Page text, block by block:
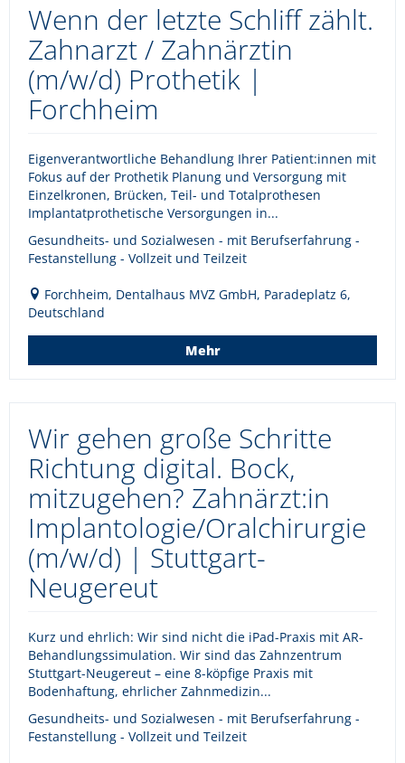
Wenn der letzte Schliff zählt.
Zahnarzt / Zahnärztin
(m/w/d) Prothetik |
Forchheim
Eigenverantwortliche Behandlung Ihrer Patient:innen mit
Fokus auf der Prothetik Planung und Versorgung mit
Einzelkronen, Brücken, Teil- und Totalprothesen
Implantatprothetische Versorgungen in...
Gesundheits- und Sozialwesen - mit Berufserfahrung -
Festanstellung - Vollzeit und Teilzeit
Forchheim, Dentalhaus MVZ GmbH, Paradeplatz 6,
Deutschland
Mehr
Wir gehen große Schritte
Richtung digital. Bock,
mitzugehen? Zahnärzt:in
Implantologie/Oralchirurgie
(m/w/d) | Stuttgart-
Neugereut
Kurz und ehrlich: Wir sind nicht die iPad-Praxis mit AR-
Behandlungssimulation. Wir sind das Zahnzentrum
Stuttgart-Neugereut – eine 8-köpfige Praxis mit
Bodenhaftung, ehrlicher Zahnmedizin...
Gesundheits- und Sozialwesen - mit Berufserfahrung -
Festanstellung - Vollzeit und Teilzeit